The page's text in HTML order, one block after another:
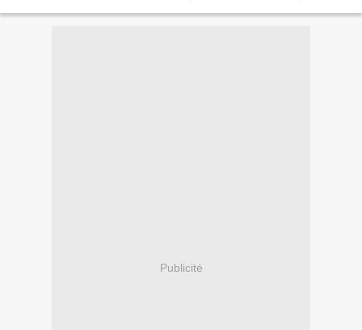
Publicité